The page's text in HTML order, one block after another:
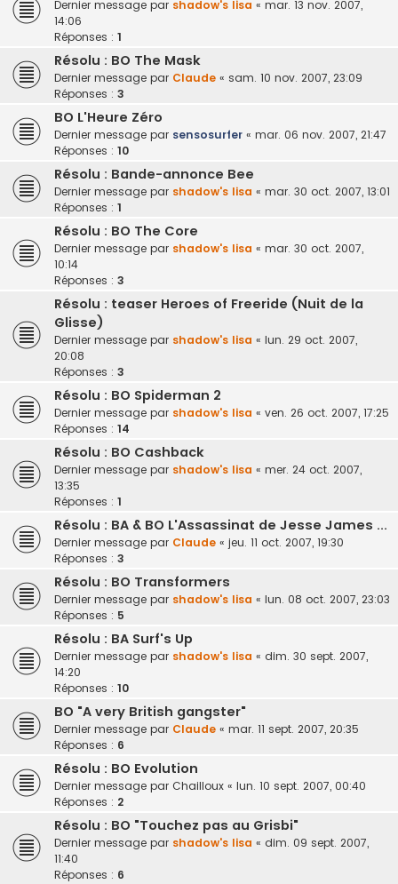
Dernier message par shadow's lisa « mar. 13 nov. 2007,
14:06
Réponses : 1
Résolu : BO The Mask
Dernier message par Claude « sam. 10 nov. 2007, 23:09
Réponses : 3
BO L'Heure Zéro
Dernier message par sensosurfer « mar. 06 nov. 2007, 21:47
Réponses : 10
Résolu : Bande-annonce Bee
Dernier message par shadow's lisa « mar. 30 oct. 2007, 13:01
Réponses : 1
Résolu : BO The Core
Dernier message par shadow's lisa « mar. 30 oct. 2007,
10:14
Réponses : 3
Résolu : teaser Heroes of Freeride (Nuit de la
Glisse)
Dernier message par shadow's lisa « lun. 29 oct. 2007,
20:08
Réponses : 3
Résolu : BO Spiderman 2
Dernier message par shadow's lisa « ven. 26 oct. 2007, 17:25
Réponses : 14
Résolu : BO Cashback
Dernier message par shadow's lisa « mer. 24 oct. 2007,
13:35
Réponses : 1
Résolu : BA & BO L'Assassinat de Jesse James ...
Dernier message par Claude « jeu. 11 oct. 2007, 19:30
Réponses : 3
Résolu : BO Transformers
Dernier message par shadow's lisa « lun. 08 oct. 2007, 23:03
Réponses : 5
Résolu : BA Surf's Up
Dernier message par shadow's lisa « dim. 30 sept. 2007,
14:20
Réponses : 10
BO "A very British gangster"
Dernier message par Claude « mar. 11 sept. 2007, 20:35
Réponses : 6
Résolu : BO Evolution
Dernier message par Chailloux « lun. 10 sept. 2007, 00:40
Réponses : 2
Résolu : BO "Touchez pas au Grisbi"
Dernier message par shadow's lisa « dim. 09 sept. 2007,
11:40
Réponses : 6